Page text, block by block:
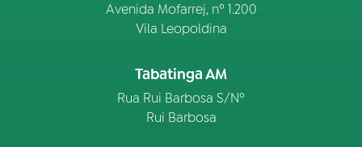
Avenida Mofarrej, nº 1.200
Vila Leopoldina
Tabatinga AM
Rua Rui Barbosa S/Nº
Rui Barbosa